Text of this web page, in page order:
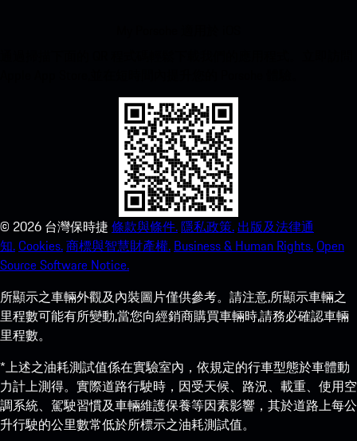
© 2026 台灣保時捷 條款與條件.隱私政策. 出版及法律通
知.Cookies.商標與智慧財產權. Business & Human Rights.Open
Source Software Notice.
所顯示之車輛外觀及內裝圖片僅供參考。請注意,所顯示車輛之
里程數可能有所變動,當您向經銷商購買車輛時,請務必確認車輛
里程數。
*上述之油耗測試值係在實驗室內，依規定的行車型態於車體動
力計上測得。實際道路行駛時，因受天候、路況、載重、使用空
調系統、駕駛習慣及車輛維護保養等因素影響，其於道路上每公
升行駛的公里數常低於所標示之油耗測試值。